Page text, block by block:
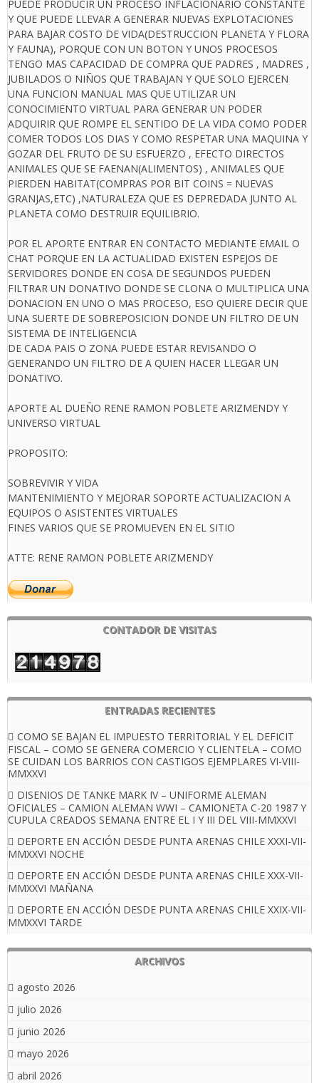
PUEDE PRODUCIR UN PROCESO INFLACIONARIO CONSTANTE
Y QUE PUEDE LLEVAR A GENERAR NUEVAS EXPLOTACIONES
PARA BAJAR COSTO DE VIDA(DESTRUCCION PLANETA Y FLORA
Y FAUNA), PORQUE CON UN BOTON Y UNOS PROCESOS
TENGO MAS CAPACIDAD DE COMPRA QUE PADRES , MADRES ,
JUBILADOS O NIÑOS QUE TRABAJAN Y QUE SOLO EJERCEN
UNA FUNCION MANUAL MAS QUE UTILIZAR UN
CONOCIMIENTO VIRTUAL PARA GENERAR UN PODER
ADQUIRIR QUE ROMPE EL SENTIDO DE LA VIDA COMO PODER
COMER TODOS LOS DIAS Y COMO RESPETAR UNA MAQUINA Y
GOZAR DEL FRUTO DE SU ESFUERZO , EFECTO DIRECTOS
ANIMALES QUE SE FAENAN(ALIMENTOS) , ANIMALES QUE
PIERDEN HABITAT(COMPRAS POR BIT COINS = NUEVAS
GRANJAS,ETC) ,NATURALEZA QUE ES DEPREDADA JUNTO AL
PLANETA COMO DESTRUIR EQUILIBRIO.
POR EL APORTE ENTRAR EN CONTACTO MEDIANTE EMAIL O
CHAT PORQUE EN LA ACTUALIDAD EXISTEN ESPEJOS DE
SERVIDORES DONDE EN COSA DE SEGUNDOS PUEDEN
FILTRAR UN DONATIVO DONDE SE CLONA O MULTIPLICA UNA
DONACION EN UNO O MAS PROCESO, ESO QUIERE DECIR QUE
UNA SUERTE DE SOBREPOSICION DONDE UN FILTRO DE UN
SISTEMA DE INTELIGENCIA
DE CADA PAIS O ZONA PUEDE ESTAR REVISANDO O
GENERANDO UN FILTRO DE A QUIEN HACER LLEGAR UN
DONATIVO.
APORTE AL DUEÑO RENE RAMON POBLETE ARIZMENDY Y
UNIVERSO VIRTUAL
PROPOSITO:
SOBREVIVIR Y VIDA
MANTENIMIENTO Y MEJORAR SOPORTE ACTUALIZACION A
EQUIPOS O ASISTENTES VIRTUALES
FINES VARIOS QUE SE PROMUEVEN EN EL SITIO
ATTE: RENE RAMON POBLETE ARIZMENDY
CONTADOR DE VISITAS
ENTRADAS RECIENTES
COMO SE BAJAN EL IMPUESTO TERRITORIAL Y EL DEFICIT
FISCAL – COMO SE GENERA COMERCIO Y CLIENTELA – COMO
SE CUIDAN LOS BARRIOS CON CASTIGOS EJEMPLARES VI-VIII-
MMXXVI
DISENIOS DE TANKE MARK IV – UNIFORME ALEMAN
OFICIALES – CAMION ALEMAN WWI – CAMIONETA C-20 1987 Y
CUPULA CREADOS SEMANA ENTRE EL I Y III DEL VIII-MMXXVI
DEPORTE EN ACCIÓN DESDE PUNTA ARENAS CHILE XXXI-VII-
MMXXVI NOCHE
DEPORTE EN ACCIÓN DESDE PUNTA ARENAS CHILE XXX-VII-
MMXXVI MAÑANA
DEPORTE EN ACCIÓN DESDE PUNTA ARENAS CHILE XXIX-VII-
MMXXVI TARDE
ARCHIVOS
agosto 2026
julio 2026
junio 2026
mayo 2026
abril 2026